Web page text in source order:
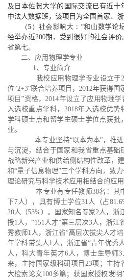
及日本佐贺大学的国际交流已有近十
中法大数据班，该项目为全国首家、浙
（5）社会影响大： “和山数学论
经举办近200期，受到很好的社会评价
省第七。
二、应用物理学专业
1、专业简介
我校应用物理学专业设立于
位“2+3”联合培养项目，2012年获得
项目”资格，2014年设立了应用物理
入选校重点学科，2018年入选校优势
学科硕士点和留学生硕士学位点获批
业。
本专业坚持“以本为本”，推进
与沉淀，结合于国家和我省重点基础
战略新兴产业和供给侧结构性改革，
和“量子信息物理”三个学科方向，致
理论研究与科学技术应用相结合的应用
本专业有专任教师38名：其中
下7人），具有博士学位31人（占
20人（53%）。国家知名专家2人，浙
授1人，“151人才”第三层次3人，浙
秀教师1人，浙江省“高层次拔尖人才
年学科带头人1人，浙江省“青年优秀
人，科大青年英才6人，博士生导师
来，主持国家级科研项目23项；主持
大检索论文100多篇；获国家授权发